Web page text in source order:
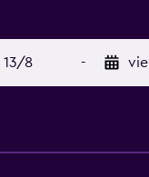
13/8 -